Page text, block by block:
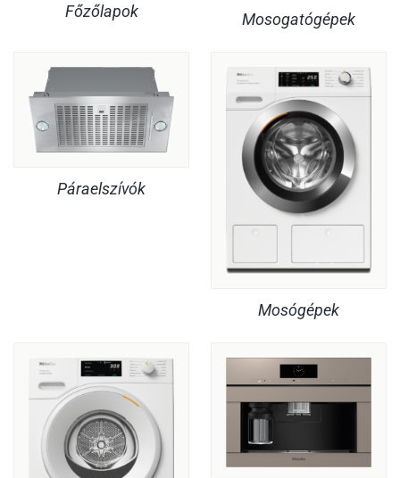
Főzőlapok Mosogatógépek
Páraelszívók
Mosógépek